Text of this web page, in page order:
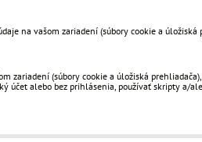
na vašom zariadení (súbory cookie a
zariadení (súbory cookie a úložiská
účet alebo bez prihlásenia, používať skripty a/